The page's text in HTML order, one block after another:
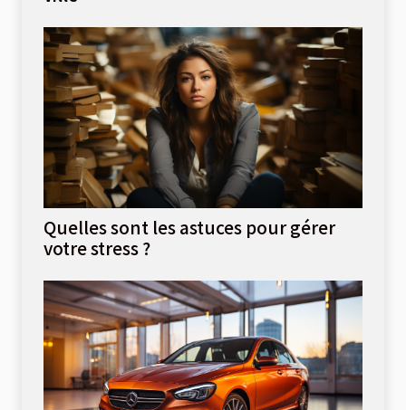
Quelles sont les astuces pour gérer
votre stress ?